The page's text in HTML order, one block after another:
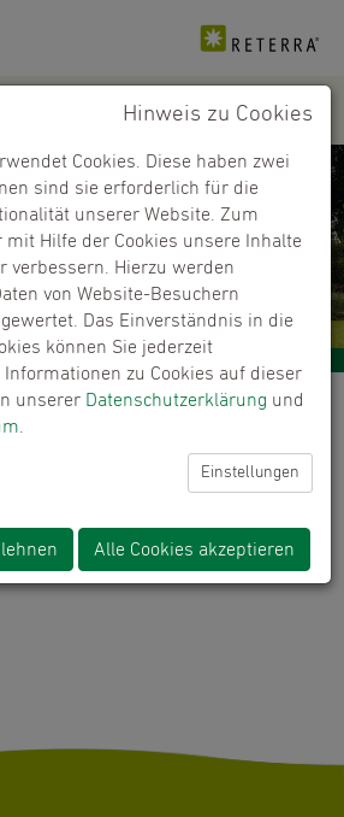
Produkte bei ausgewählten
with uid "6391" and type
has no rendering definition!
Hinweis zu Cookies
Cookies. Diese haben zwei
sind sie erforderlich für die
unserer Website. Zum
Hilfe der Cookies unsere Inhalte
verbessern. Hierzu werden
von Website-Besuchern
Das Einverständnis in die
können Sie jederzeit
zu Cookies auf dieser
unserer Datenschutzerklärung und
Einstellungen
Alle Cookies akzeptieren